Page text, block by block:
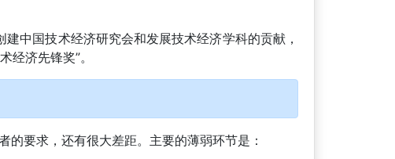
中国技术经济研究会和发展技术经济学科的贡献，
经济先锋奖”。
要求，还有很大差距。主要的薄弱环节是：